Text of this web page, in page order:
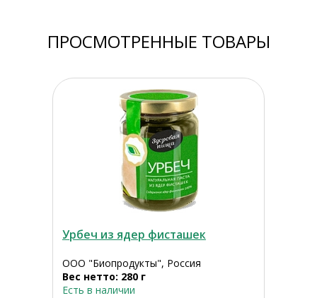
ПРОСМОТРЕННЫЕ ТОВАРЫ
Урбеч из ядер фисташек
ООО "Биопродукты", Россия
Вес нетто: 280 г
Есть в наличии